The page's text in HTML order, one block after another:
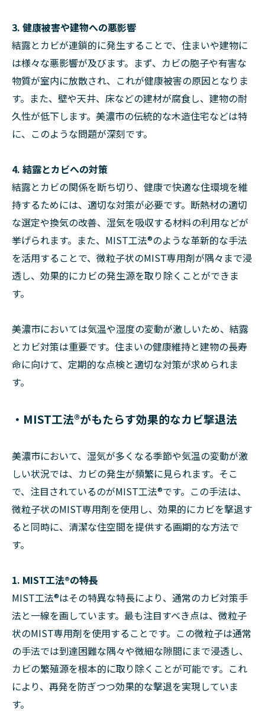
3. 健康被害や建物への悪影響
結露とカビが連鎖的に発生することで、住まいや建物に
は様々な悪影響が及びます。まず、カビの胞子や有害な
物質が室内に放散され、これが健康被害の原因となりま
す。また、壁や天井、床などの建材が腐食し、建物の耐
久性が低下します。美濃市の伝統的な木造住宅などは特
に、このような問題が深刻です。
4. 結露とカビへの対策
結露とカビの関係を断ち切り、健康で快適な住環境を維
持するためには、適切な対策が必要です。断熱材の適切
な選定や換気の改善、湿気を吸収する材料の利用などが
挙げられます。また、MIST工法®のような革新的な手法
を活用することで、微粒子状のMIST専用剤が隅々まで浸
透し、効果的にカビの発生源を取り除くことができま
す。
美濃市においては気温や湿度の変動が激しいため、結露
とカビ対策は重要です。住まいの健康維持と建物の長寿
命に向けて、定期的な点検と適切な対策が求められま
す。
・MIST工法®がもたらす効果的なカビ撃退法
美濃市において、湿気が多くなる季節や気温の変動が激
しい状況では、カビの発生が頻繁に見られます。そこ
で、注目されているのがMIST工法®です。この手法は、
微粒子状のMIST専用剤を使用し、効果的にカビを撃退す
ると同時に、清潔な住空間を提供する画期的な方法で
す。
1. MIST工法®の特長
MIST工法®はその特異な特長により、通常のカビ対策手
法と一線を画しています。最も注目すべき点は、微粒子
状のMIST専用剤を使用することです。この微粒子は通常
の手法では到達困難な隅々や微細な隙間にまで浸透し、
カビの繁殖源を根本的に取り除くことが可能です。これ
により、再発を防ぎつつ効果的な撃退を実現していま
す。